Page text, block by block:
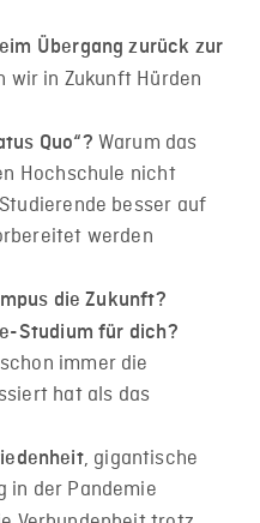
Übergang zurück zur
wir in Zukunft Hürden
Quo“? Warum das
Hochschule nicht
besser auf
werden
die Zukunft?
Studium für dich?
immer die
hat als das
, gigantische
in der Pandemie